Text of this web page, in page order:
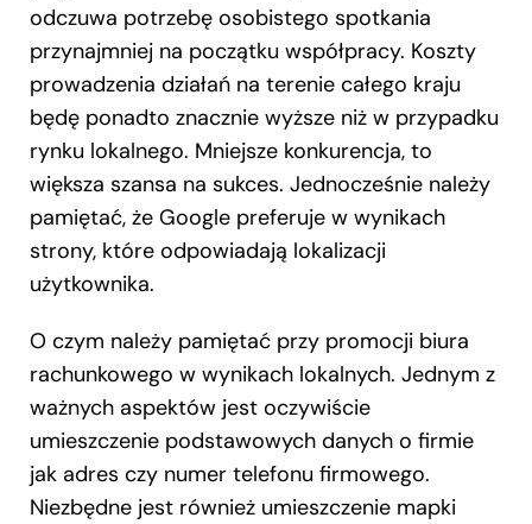
odczuwa potrzebę osobistego spotkania
przynajmniej na początku współpracy. Koszty
prowadzenia działań na terenie całego kraju
będę ponadto znacznie wyższe niż w przypadku
rynku lokalnego. Mniejsze konkurencja, to
większa szansa na sukces. Jednocześnie należy
pamiętać, że Google preferuje w wynikach
strony, które odpowiadają lokalizacji
użytkownika.
O czym należy pamiętać przy promocji biura
rachunkowego w wynikach lokalnych. Jednym z
ważnych aspektów jest oczywiście
umieszczenie podstawowych danych o firmie
jak adres czy numer telefonu firmowego.
Niezbędne jest również umieszczenie mapki